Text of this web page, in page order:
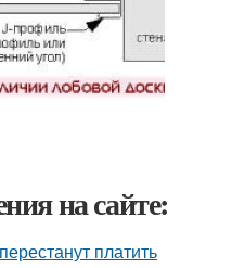
на сайте:
платить